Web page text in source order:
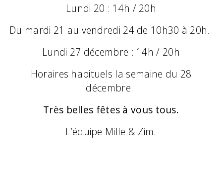
Lundi 20 : 14h / 20h
Du mardi 21 au vendredi 24 de 10h30 à 20h.
Lundi 27 décembre : 14h / 20h
Horaires habituels la semaine du 28
décembre.
Très belles fêtes à vous tous.
L’équipe Mille & Zim.